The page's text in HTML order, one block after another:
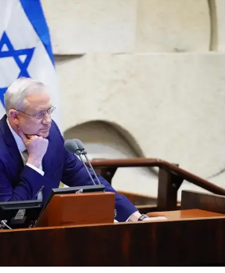
ינסה לקדם את חברי מפלגתו. יו"ר הכנסת